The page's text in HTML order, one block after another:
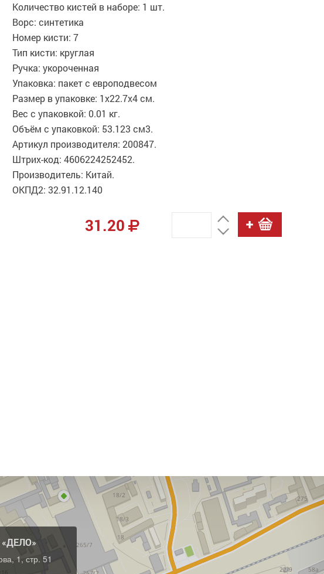
Количество кистей в наборе: 1 шт.
Ворс: синтетика
Номер кисти: 7
Тип кисти: круглая
Ручка: укороченная
Упаковка: пакет с европодвесом
Размер в упаковке: 1x22.7x4 см.
Вес с упаковкой: 0.01 кг.
Объём с упаковкой: 53.123 см3.
Артикул производителя: 200847.
Штрих-код: 4606224252452.
Производитель: Китай.
ОКПД2: 32.91.12.140
31.20
1, стр. 51